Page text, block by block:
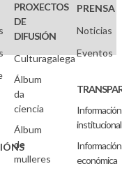
PROXECTOS
DE
DIFUSIÓN
Culturagalega
Álbum
da
ciencia
Álbum
de
mulleres
PRENSA
Noticias
Eventos
Información
institucional
Información
económica